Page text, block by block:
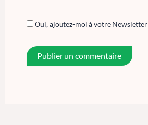
Oui, ajoutez-moi à votre Newsletter